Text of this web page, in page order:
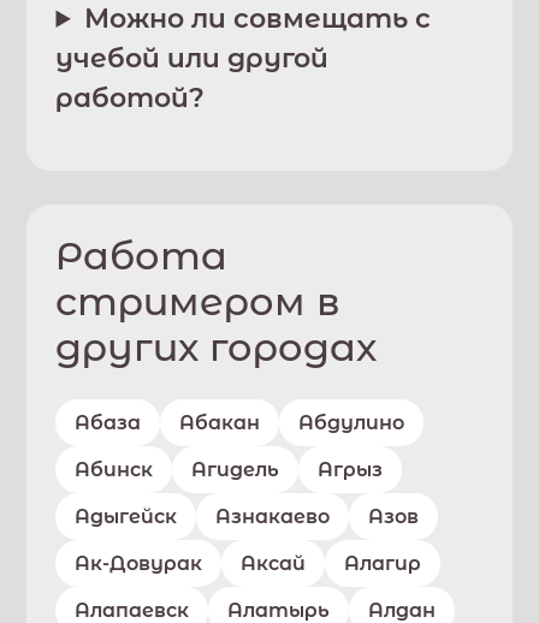
Можно ли совмещать с
учебой или другой
работой?
Работа
стримером в
других городах
Абаза Абакан Абдулино
Абинск Агидель Агрыз
Адыгейск Азнакаево Азов
Ак-Довурак Аксай Алагир
Алапаевск Алатырь Алдан